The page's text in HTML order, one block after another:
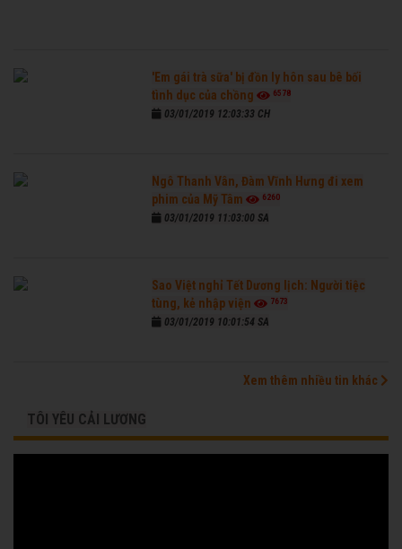
'Em gái trà sữa' bị đồn ly hôn sau bê bối
tình dục của chồng
6578
03/01/2019 12:03:33 CH
Ngô Thanh Vân, Đàm Vĩnh Hưng đi xem
phim của Mỹ Tâm
6260
03/01/2019 11:03:00 SA
Sao Việt nghỉ Tết Dương lịch: Người tiệc
tùng, kẻ nhập viện
7673
03/01/2019 10:01:54 SA
Xem thêm nhiều tin khác
TÔI YÊU CẢI LƯƠNG